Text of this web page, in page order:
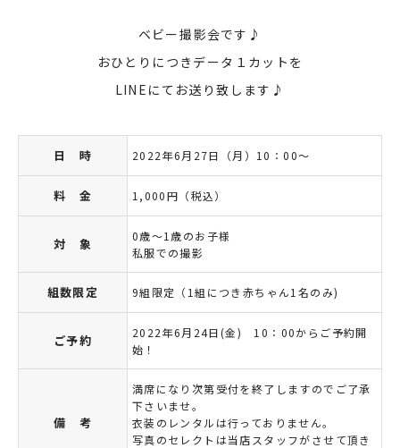
ベビー撮影会です♪
おひとりにつきデータ１カットを
LINEにてお送り致します♪
日 時 2022年6月27日（月）10：00～
料 金 1,000円（税込）
対 象
0歳～1歳のお子様
私服での撮影
組数限定 9組限定（1組につき赤ちゃん1名のみ)
ご予約
2022年6月24日(金) 10：00からご予約開
始！
備 考
満席になり次第受付を終了しますのでご了承
下さいませ。
衣装のレンタルは行っておりません。
写真のセレクトは当店スタッフがさせて頂き